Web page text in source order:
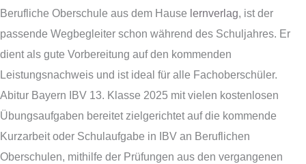
Berufliche Oberschule aus dem Hause lernverlag, ist der
passende Wegbegleiter schon während des Schuljahres. Er
dient als gute Vorbereitung auf den kommenden
Leistungsnachweis und ist ideal für alle Fachoberschüler.
Abitur Bayern IBV 13. Klasse 2025 mit vielen kostenlosen
Übungsaufgaben bereitet zielgerichtet auf die kommende
Kurzarbeit oder Schulaufgabe in IBV an Beruflichen
Oberschulen, mithilfe der Prüfungen aus den vergangenen